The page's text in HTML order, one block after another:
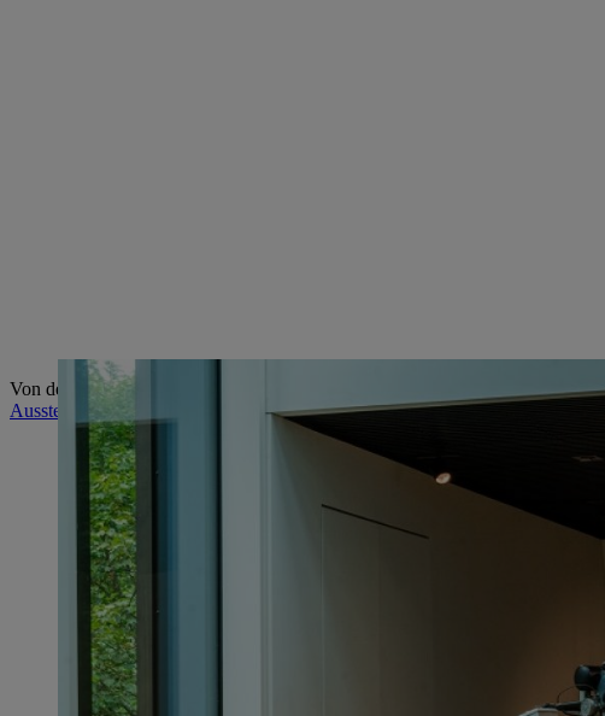
Von der ersten Motorsäge bis zum Weltmarktführer – begib dich auf eine
Ausstellung "Vision & Geschichte"